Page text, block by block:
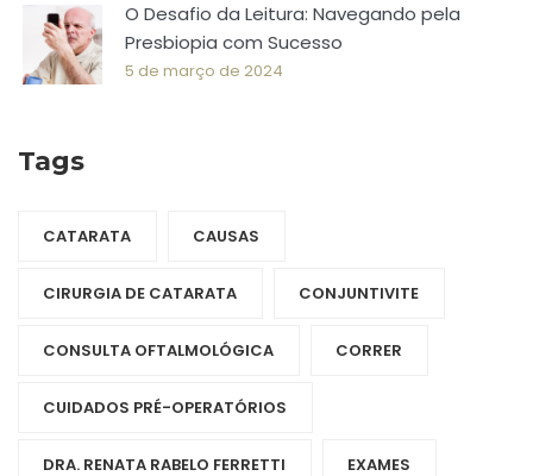
O Desafio da Leitura: Navegando pela
Presbiopia com Sucesso
5 de março de 2024
Tags
CATARATA CAUSAS
CIRURGIA DE CATARATA CONJUNTIVITE
CONSULTA OFTALMOLÓGICA CORRER
CUIDADOS PRÉ-OPERATÓRIOS
DRA. RENATA RABELO FERRETTI EXAMES